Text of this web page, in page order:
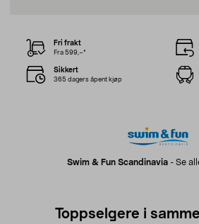
Swim & Fun Scandinavia- Se
Fri frakt
Fra 599,–*
Sikkert
365 dagers åpent kjøp
Toppselgere i